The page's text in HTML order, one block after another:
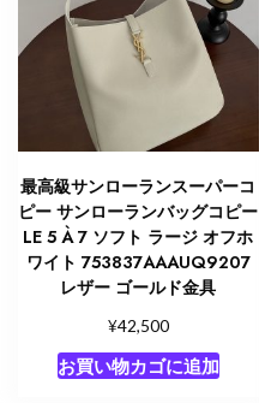
最高級サンローランスーパーコ
ピー サンローランバッグコピー
LE 5 À 7 ソフト ラージ オフホ
ワイト 753837AAAUQ9207
レザー ゴールド金具
¥42,500
お買い物カゴに追加